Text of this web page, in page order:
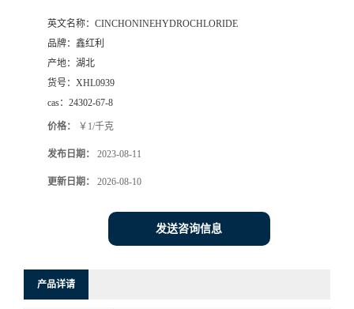
英文名称： CINCHONINEHYDROCHLORIDE
品牌： 鑫红利
产地： 湖北
货号： XHL0939
cas： 24302-67-8
价格： ￥1/千克
发布日期： 2023-08-11
更新日期： 2026-08-10
发送咨询信息
产品详请